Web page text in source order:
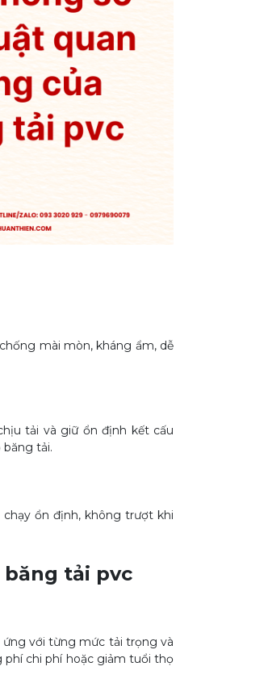
mài mòn, kháng ẩm, dễ
tải và giữ ổn định kết cấu
tải.
ổn định, không trượt khi
băng tải pvc
với từng mức tải trọng và
phí chi phí hoặc giảm tuổi thọ